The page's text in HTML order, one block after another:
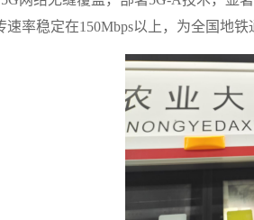
速率稳定在150Mbps以上，为全国地